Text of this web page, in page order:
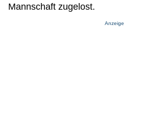
Mannschaft zugelost.
Anzeige